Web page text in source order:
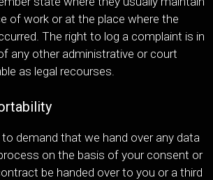
of work or at the place where the
The right to log a complaint is in
any other administrative or court
as legal recourses.
demand that we hand over any data
on the basis of your consent or
be handed over to you or a third